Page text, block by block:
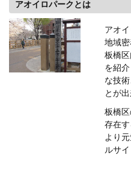
アオイロパークとは
アオ
地域
板橋
を紹
な技
とが出
板橋
存在
より
ルサイ